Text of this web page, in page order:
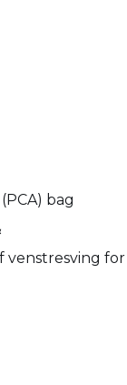
bag
venstresving for